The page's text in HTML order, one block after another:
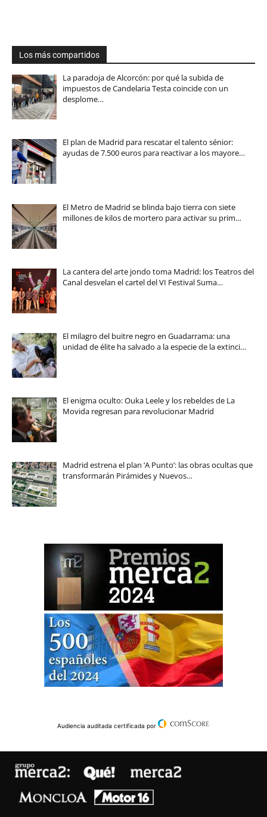
Los más compartidos
La paradoja de Alcorcón: por qué la subida de
impuestos de Candelaria Testa coincide con un
desplome…
El plan de Madrid para rescatar el talento sénior:
ayudas de 7.500 euros para reactivar a los mayore…
El Metro de Madrid se blinda bajo tierra con siete
millones de kilos de mortero para activar su prim…
La cantera del arte jondo toma Madrid: los Teatros del
Canal desvelan el cartel del VI Festival Suma…
El milagro del buitre negro en Guadarrama: una
unidad de élite ha salvado a la especie de la extinci…
El enigma oculto: Ouka Leele y los rebeldes de La
Movida regresan para revolucionar Madrid
Madrid estrena el plan ‘A Punto’: las obras ocultas que
transformarán Pirámides y Nuevos…
Audiencia auditada certificada por